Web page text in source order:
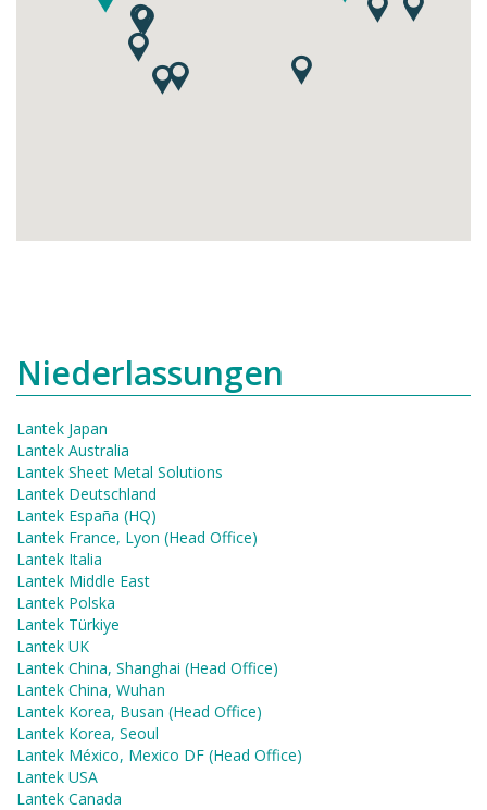
Niederlassungen
Lantek Japan
Lantek Australia
Lantek Sheet Metal Solutions
Lantek Deutschland
Lantek España (HQ)
Lantek France, Lyon (Head Office)
Lantek Italia
Lantek Middle East
Lantek Polska
Lantek Türkiye
Lantek UK
Lantek China, Shanghai (Head Office)
Lantek China, Wuhan
Lantek Korea, Busan (Head Office)
Lantek Korea, Seoul
Lantek México, Mexico DF (Head Office)
Lantek USA
Lantek Canada